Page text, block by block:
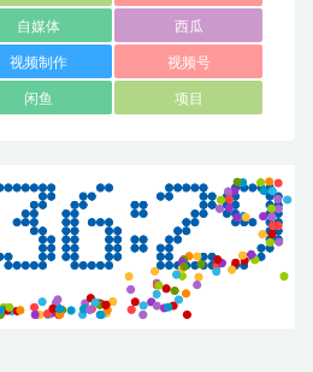
自媒体 西瓜
视频制作 视频号
闲鱼 项目